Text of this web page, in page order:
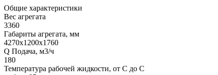
Общие характеристики
Вес агрегата
3360
Габариты агрегата, мм
4270х1200х1760
Q Подача, м3/ч
180
Температура рабочей жидкости, от С до С